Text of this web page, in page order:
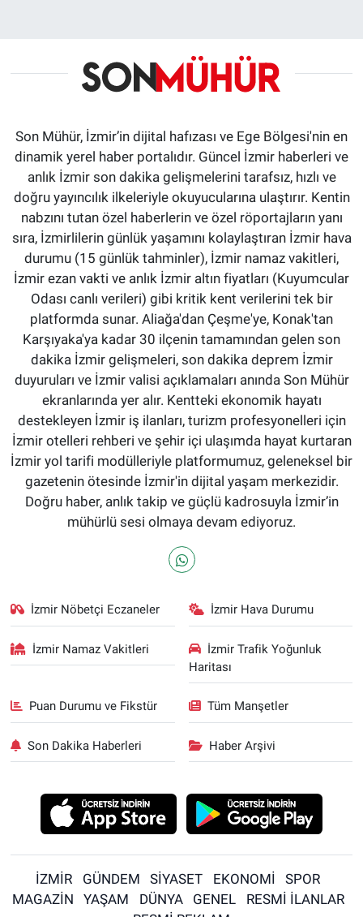
Son Mühür, İzmir’in dijital hafızası ve Ege Bölgesi'nin en
dinamik yerel haber portalıdır. Güncel İzmir haberleri ve
anlık İzmir son dakika gelişmelerini tarafsız, hızlı ve
doğru yayıncılık ilkeleriyle okuyucularına ulaştırır. Kentin
nabzını tutan özel haberlerin ve özel röportajların yanı
sıra, İzmirlilerin günlük yaşamını kolaylaştıran İzmir hava
durumu (15 günlük tahminler), İzmir namaz vakitleri,
İzmir ezan vakti ve anlık İzmir altın fiyatları (Kuyumcular
Odası canlı verileri) gibi kritik kent verilerini tek bir
platformda sunar. Aliağa'dan Çeşme'ye, Konak'tan
Karşıyaka'ya kadar 30 ilçenin tamamından gelen son
dakika İzmir gelişmeleri, son dakika deprem İzmir
duyuruları ve İzmir valisi açıklamaları anında Son Mühür
ekranlarında yer alır. Kentteki ekonomik hayatı
destekleyen İzmir iş ilanları, turizm profesyonelleri için
İzmir otelleri rehberi ve şehir içi ulaşımda hayat kurtaran
İzmir yol tarifi modülleriyle platformumuz, geleneksel bir
gazetenin ötesinde İzmir'in dijital yaşam merkezidir.
Doğru haber, anlık takip ve güçlü kadrosuyla İzmir’in
mühürlü sesi olmaya devam ediyoruz.
İzmir Nöbetçi Eczaneler İzmir Hava Durumu
İzmir Namaz Vakitleri
İzmir Trafik Yoğunluk
Haritası
Puan Durumu ve Fikstür Tüm Manşetler
Son Dakika Haberleri Haber Arşivi
İZMİR GÜNDEM SİYASET EKONOMİ
SPOR
MAGAZİN
YAŞAM DÜNYA GENEL
RESMİ İLANLAR